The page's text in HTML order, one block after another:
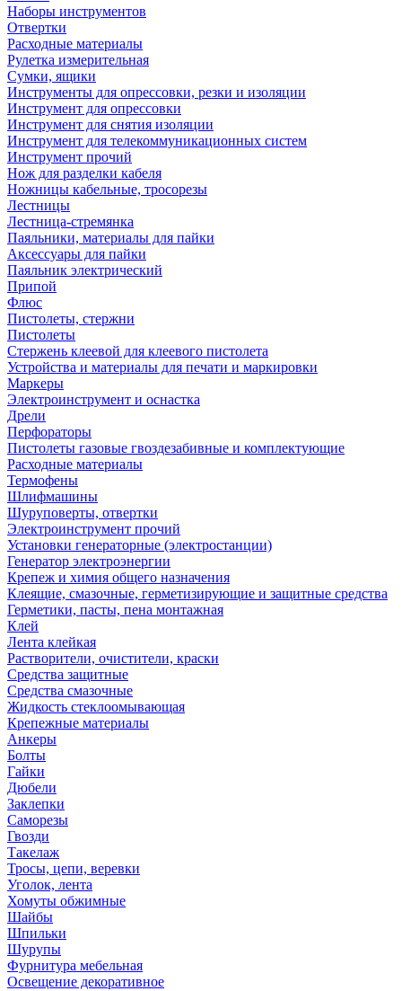
Наборы инструментов
Отвертки
Расходные материалы
Рулетка измерительная
Сумки, ящики
Инструменты для опрессовки, резки и изоляции
Инструмент для опрессовки
Инструмент для снятия изоляции
Инструмент для телекоммуникационных систем
Инструмент прочий
Нож для разделки кабеля
Ножницы кабельные, тросорезы
Лестницы
Лестница-стремянка
Паяльники, материалы для пайки
Аксессуары для пайки
Паяльник электрический
Припой
Флюс
Пистолеты, стержни
Пистолеты
Стержень клеевой для клеевого пистолета
Устройства и материалы для печати и маркировки
Маркеры
Электроинструмент и оснастка
Дрели
Перфораторы
Пистолеты газовые гвоздезабивные и комплектующие
Расходные материалы
Термофены
Шлифмашины
Шуруповерты, отвертки
Электроинструмент прочий
Установки генераторные (электростанции)
Генератор электроэнергии
Крепеж и химия общего назначения
Клеящие, смазочные, герметизирующие и защитные средства
Герметики, пасты, пена монтажная
Клей
Лента клейкая
Растворители, очистители, краски
Средства защитные
Средства смазочные
Жидкость стеклоомывающая
Крепежные материалы
Анкеры
Болты
Гайки
Дюбели
Заклепки
Саморезы
Гвозди
Такелаж
Тросы, цепи, веревки
Уголок, лента
Хомуты обжимные
Шайбы
Шпильки
Шурупы
Фурнитура мебельная
Освещение декоративное